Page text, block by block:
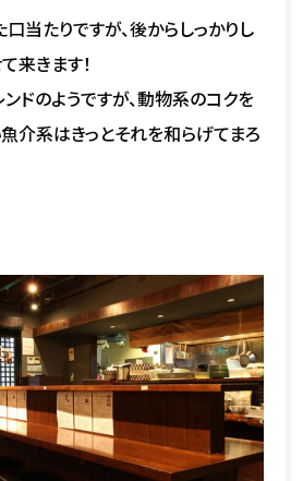
当たりですが、後からしっかりし
来きます！
ンドのようですが、動物系のコクを
介系はきっとそれを和らげてまろ